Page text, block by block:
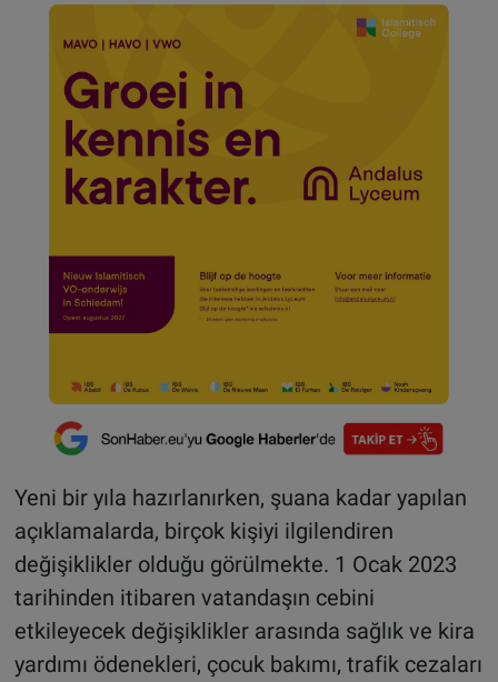
Yeni bir yıla hazırlanırken, şuana kadar yapılan
açıklamalarda, birçok kişiyi ilgilendiren
değişiklikler olduğu görülmekte. 1 Ocak 2023
tarihinden itibaren vatandaşın cebini
etkileyecek değişiklikler arasında sağlık ve kira
yardımı ödenekleri, çocuk bakımı, trafik cezaları